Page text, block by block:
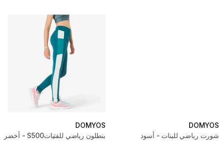
DOMYOS
شورت رياضي للبنات - أسود
DOMYOS
بنطلون رياضي للفتياتS500 - أخضر